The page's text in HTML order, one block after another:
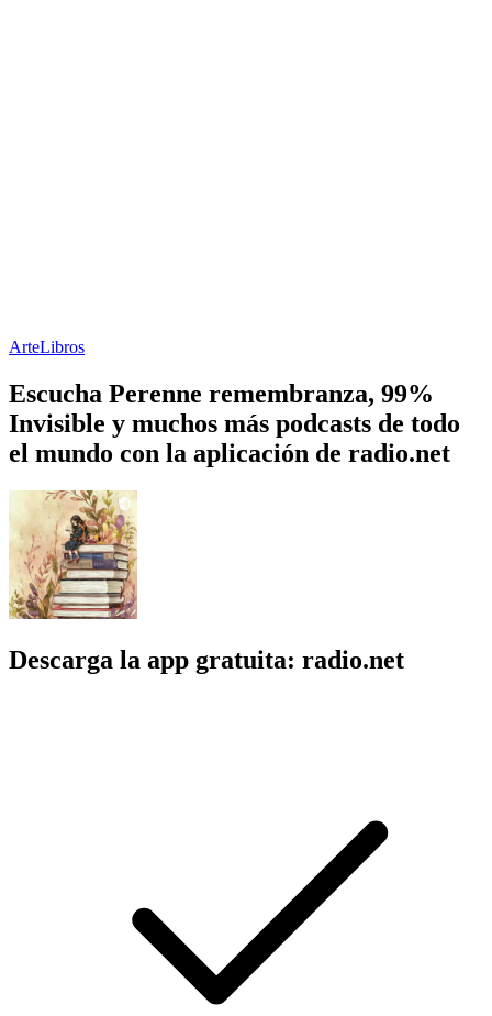
ArteLibros
Escucha Perenne remembranza, 99%
Invisible y muchos más podcasts de todo
el mundo con la aplicación de radio.net
Descarga la app gratuita: radio.net